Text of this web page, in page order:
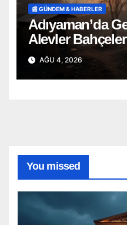
📰 GÜNDEM & HABERLER
Adıyaman’da
Alevler
Onlarca Can
AĞU 4, 2026
You missed